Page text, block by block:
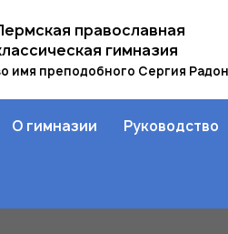
православная
гимназия
имя преподобного Сергия
О гимназии Руководство